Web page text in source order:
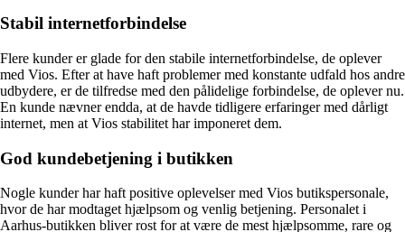
Stabil internetforbindelse
Flere kunder er glade for den stabile internetforbindelse, de oplever
med Vios. Efter at have haft problemer med konstante udfald hos andre
udbydere, er de tilfredse med den pålidelige forbindelse, de oplever nu.
En kunde nævner endda, at de havde tidligere erfaringer med dårligt
internet, men at Vios stabilitet har imponeret dem.
God kundebetjening i butikken
Nogle kunder har haft positive oplevelser med Vios butikspersonale,
hvor de har modtaget hjælpsom og venlig betjening. Personalet i
Aarhus-butikken bliver rost for at være de mest hjælpsomme, rare og